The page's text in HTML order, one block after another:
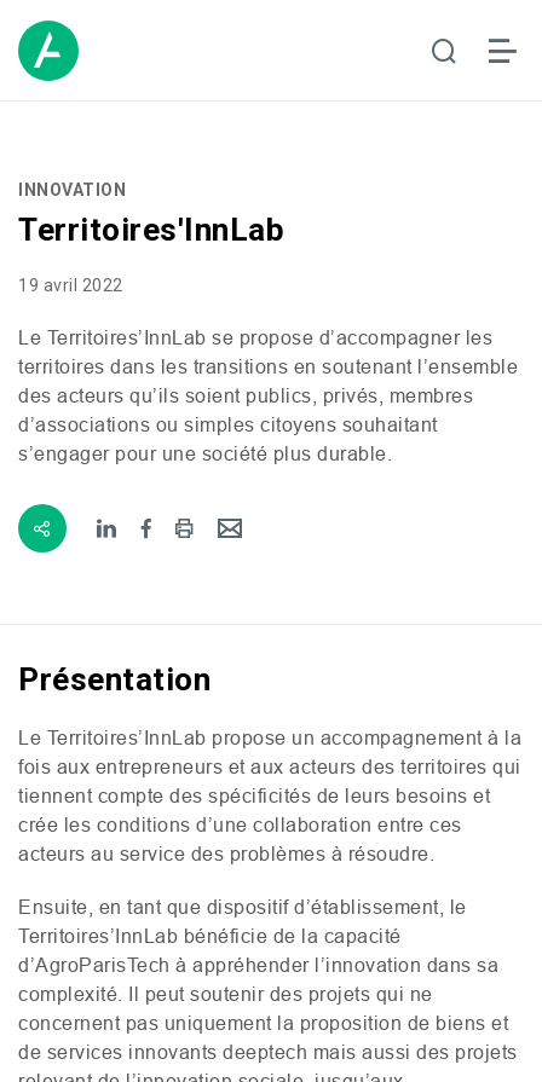
INNOVATION
Territoires'InnLab
19 avril 2022
Le Territoires’InnLab se propose d’accompagner les
territoires dans les transitions en soutenant l’ensemble
des acteurs qu’ils soient publics, privés, membres
d’associations ou simples citoyens souhaitant
s’engager pour une société plus durable.
Présentation
Le Territoires’InnLab propose un accompagnement à la
fois aux entrepreneurs et aux acteurs des territoires qui
tiennent compte des spécificités de leurs besoins et
crée les conditions d’une collaboration entre ces
acteurs au service des problèmes à résoudre.
Ensuite, en tant que dispositif d’établissement, le
Territoires’InnLab bénéficie de la capacité
d’AgroParisTech à appréhender l’innovation dans sa
complexité. Il peut soutenir des projets qui ne
concernent pas uniquement la proposition de biens et
de services innovants deeptech mais aussi des projets